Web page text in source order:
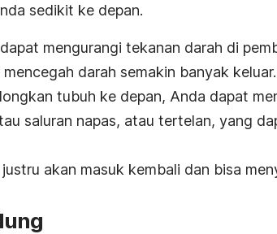
sedikit ke depan.
mengurangi tekanan darah di
darah semakin banyak keluar.
tubuh ke depan, Anda dapat
saluran napas, atau tertelan, yang
akan masuk kembali dan bisa